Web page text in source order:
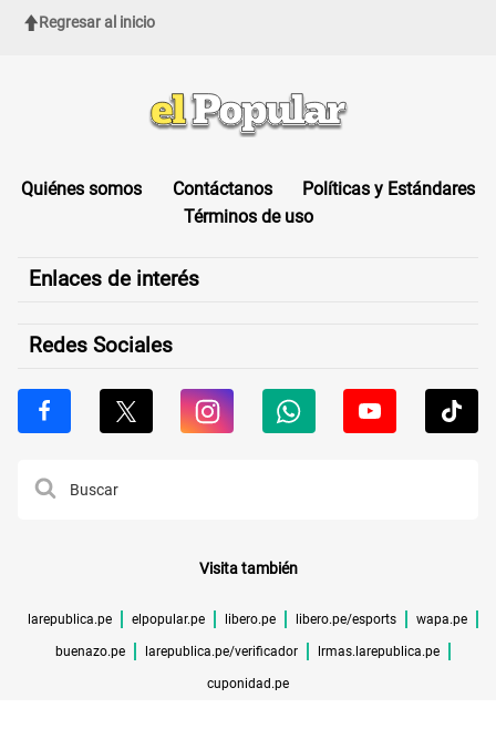
Regresar al inicio
Quiénes somos Contáctanos
Políticas y Estándares
Términos de uso
Enlaces de interés
Redes Sociales
Visita también
larepublica.pe elpopular.pe libero.pe libero.pe/esports wapa.pe
buenazo.pe larepublica.pe/verificador lrmas.larepublica.pe
cuponidad.pe